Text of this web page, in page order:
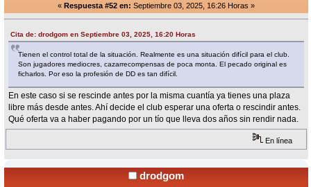
« Respuesta #52 en: Septiembre 03, 2025, 16:26 Horas »
Cita de: drodgom en Septiembre 03, 2025, 16:20 Horas
Tienen el control total de la situación. Realmente es una situación difícil para el club.
Son jugadores mediocres, cazarrecompensas de poca monta. El pecado original es
ficharlos. Por eso la profesión de DD es tan difícil.
En este caso si se rescinde antes por la misma cuantía ya tienes una plaza
libre más desde antes. Ahí decide el club esperar una oferta o rescindir antes.
Qué oferta va a haber pagando por un tío que lleva dos años sin rendir nada.
En línea
drodgom